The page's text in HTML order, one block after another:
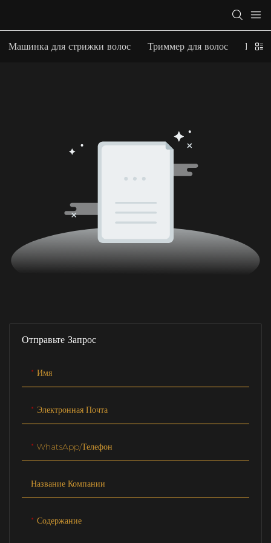
Машинка для стрижки волос Триммер для волос
Отправьте Запрос
Имя
Электронная Почта
WhatsApp/телефон
Название Компании
Содержание